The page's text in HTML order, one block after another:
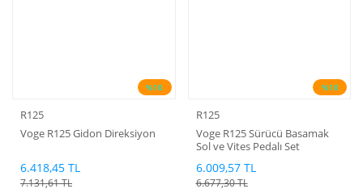
%10
R125
Voge R125 Gidon Direksiyon
6.418,45 TL
7.131,61 TL
%10
R125
Voge R125 Sürücü Basamak
Sol ve Vites Pedalı Set
6.009,57 TL
6.677,30 TL